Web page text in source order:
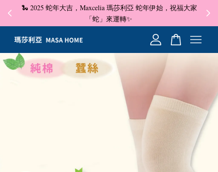
🐍 2025 蛇年大吉，Maxcelia 瑪莎利亞 蛇年伊始，祝福大家
「蛇」來運轉✨
✦
您的購物車目前還是空的。
繼續購物